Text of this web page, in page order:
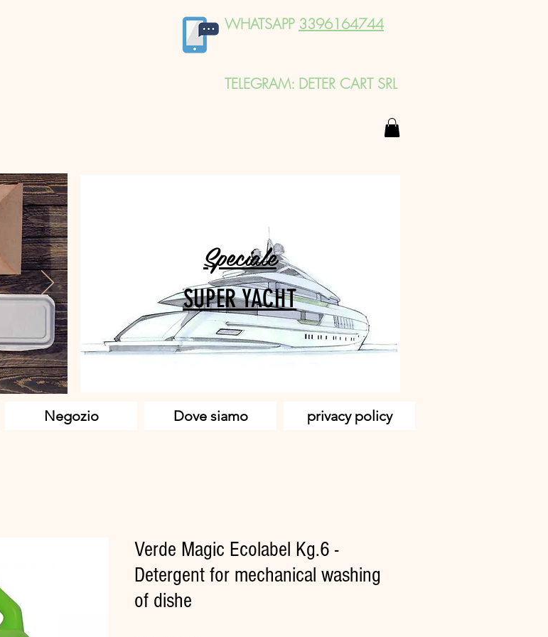
WHATSAPP 3396164744
TELEGRAM: DETER CART SRL
Speciale
SUPER YACHT
Negozio Dove siamo privacy policy
Verde Magic Ecolabel Kg.6 -
Detergent for mechanical washing
of dishe